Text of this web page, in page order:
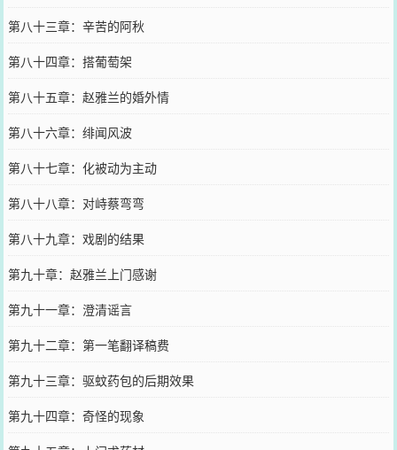
第八十三章：辛苦的阿秋
第八十四章：搭葡萄架
第八十五章：赵雅兰的婚外情
第八十六章：绯闻风波
第八十七章：化被动为主动
第八十八章：对峙蔡弯弯
第八十九章：戏剧的结果
第九十章：赵雅兰上门感谢
第九十一章：澄清谣言
第九十二章：第一笔翻译稿费
第九十三章：驱蚊药包的后期效果
第九十四章：奇怪的现象